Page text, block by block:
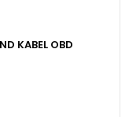
KABEL OBD